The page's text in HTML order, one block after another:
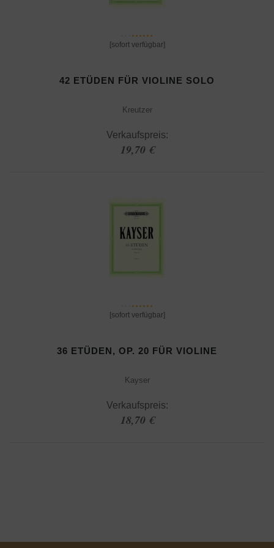
[sofort verfügbar]
42 ETÜDEN FÜR VIOLINE SOLO
Kreutzer
Verkaufspreis:
19,70 €
[sofort verfügbar]
36 ETÜDEN, OP. 20 FÜR VIOLINE
Kayser
Verkaufspreis:
18,70 €